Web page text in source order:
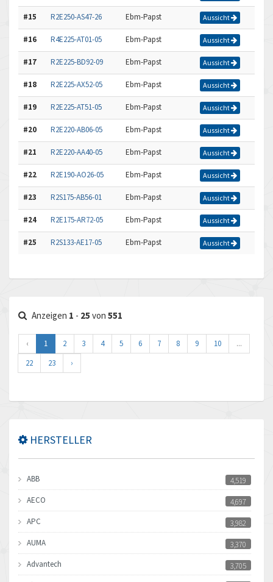
#15 R2E250-AS47-26 Ebm-Papst Aussicht
#16 R4E225-AT01-05 Ebm-Papst Aussicht
#17 R2E225-BD92-09 Ebm-Papst Aussicht
#18 R2E225-AX52-05 Ebm-Papst Aussicht
#19 R2E225-AT51-05 Ebm-Papst Aussicht
#20 R2E220-AB06-05 Ebm-Papst Aussicht
#21 R2E220-AA40-05 Ebm-Papst Aussicht
#22 R2E190-AO26-05 Ebm-Papst Aussicht
#23 R2S175-AB56-01 Ebm-Papst Aussicht
#24 R2E175-AR72-05 Ebm-Papst Aussicht
#25 R2S133-AE17-05 Ebm-Papst Aussicht
Anzeigen 1 - 25 von 551
‹ 1 2 3 4 5 6 7 8 9 10
...
22
23 ›
HERSTELLER
ABB
4,519
AECO
4,697
APC
3,982
AUMA
3,370
Advantech
3,705